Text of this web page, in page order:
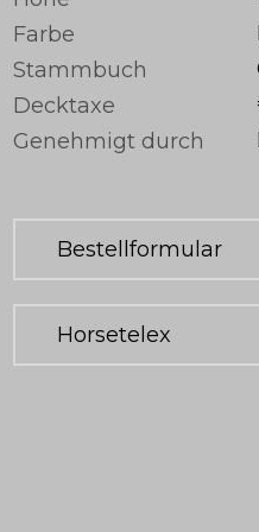
Farbe
Stammbuch
Decktaxe
Genehmigt durch
Bestellformular
Horsetelex